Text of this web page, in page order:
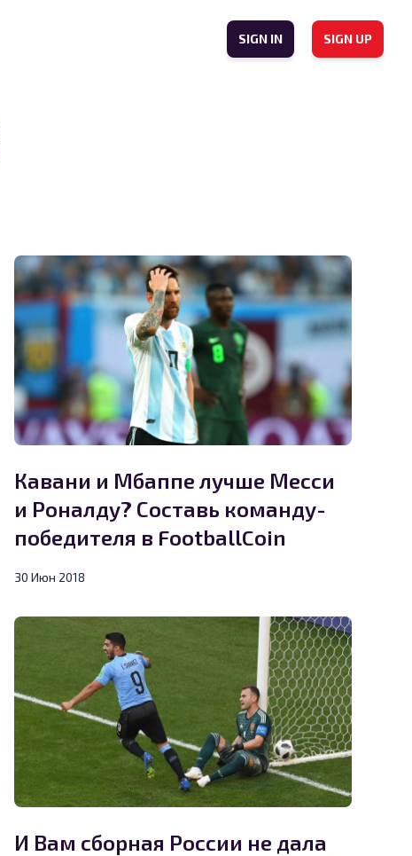
SIGN IN SIGN UP
Кавани и Мбаппе лучше Месси
и Роналду? Составь команду-
победителя в FootballCoin
30 Июн 2018
И Вам сборная России не дала